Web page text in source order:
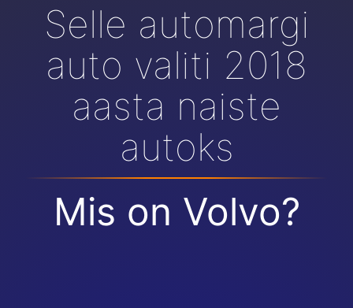
Selle automargi
auto valiti 2018
aasta naiste
autoks
Mis on Volvo?